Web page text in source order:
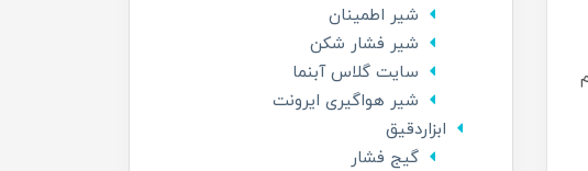
شیر اطمینان
شیر فشار شکن
سایت گلاس آبنما
شیر هواگیری ایرونت
ابزاردقیق
گیج فشار